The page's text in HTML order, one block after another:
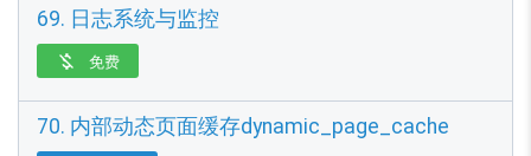
69. 日志系统与监控
 免费
70. 内部动态页面缓存dynamic_page_cache